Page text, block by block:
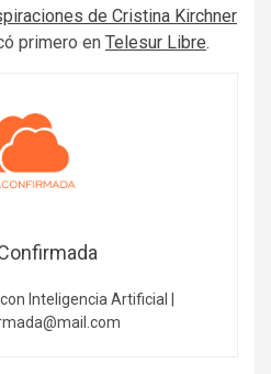
de Cristina Kirchner
primero en Telesur Libre.
Inteligencia Artificial |